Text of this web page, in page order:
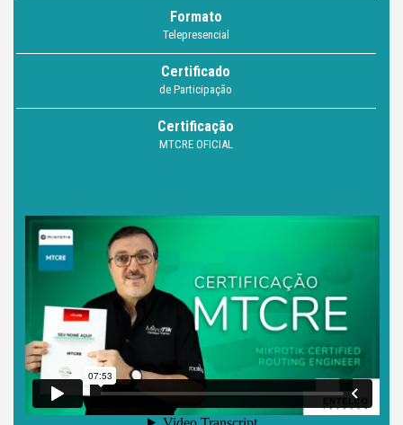
Formato
Telepresencial
Certificado
de Participação
Certificação
MTCRE OFICIAL